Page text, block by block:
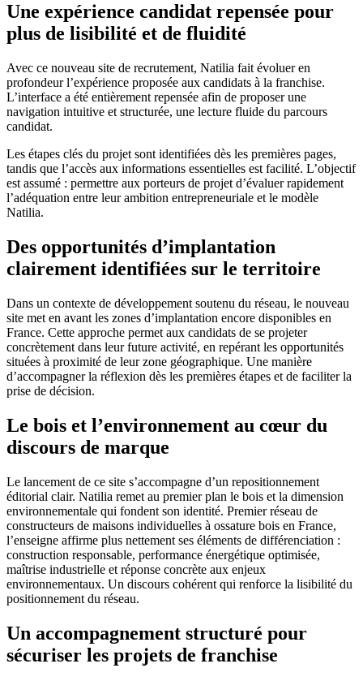
Une expérience candidat repensée pour
plus de lisibilité et de fluidité
Avec ce nouveau site de recrutement, Natilia fait évoluer en
profondeur l’expérience proposée aux candidats à la franchise.
L’interface a été entièrement repensée afin de proposer une
navigation intuitive et structurée, une lecture fluide du parcours
candidat.
Les étapes clés du projet sont identifiées dès les premières pages,
tandis que l’accès aux informations essentielles est facilité. L’objectif
est assumé : permettre aux porteurs de projet d’évaluer rapidement
l’adéquation entre leur ambition entrepreneuriale et le modèle
Natilia.
Des opportunités d’implantation
clairement identifiées sur le territoire
Dans un contexte de développement soutenu du réseau, le nouveau
site met en avant les zones d’implantation encore disponibles en
France. Cette approche permet aux candidats de se projeter
concrètement dans leur future activité, en repérant les opportunités
situées à proximité de leur zone géographique. Une manière
d’accompagner la réflexion dès les premières étapes et de faciliter la
prise de décision.
Le bois et l’environnement au cœur du
discours de marque
Le lancement de ce site s’accompagne d’un repositionnement
éditorial clair. Natilia remet au premier plan le bois et la dimension
environnementale qui fondent son identité. Premier réseau de
constructeurs de maisons individuelles à ossature bois en France,
l’enseigne affirme plus nettement ses éléments de différenciation :
construction responsable, performance énergétique optimisée,
maîtrise industrielle et réponse concrète aux enjeux
environnementaux. Un discours cohérent qui renforce la lisibilité du
positionnement du réseau.
Un accompagnement structuré pour
sécuriser les projets de franchise